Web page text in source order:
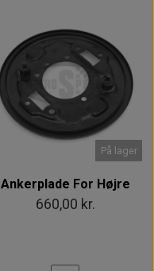
På lager
Ankerplade For Højre
660,00 kr.